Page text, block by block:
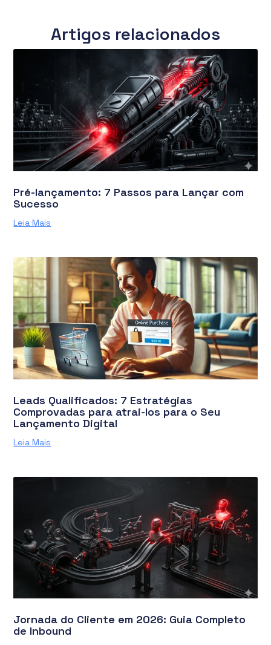
Artigos relacionados
Pré-lançamento: 7 Passos para Lançar com
Sucesso
Leia Mais
Leads Qualificados: 7 Estratégias
Comprovadas para atrai-los para o Seu
Lançamento Digital
Leia Mais
Jornada do Cliente em 2026: Guia Completo
de Inbound